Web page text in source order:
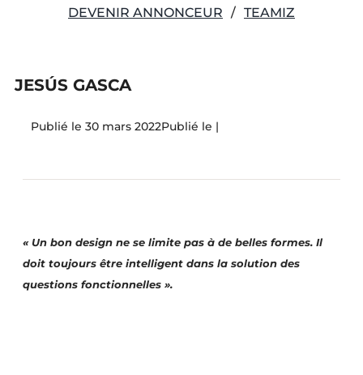
DEVENIR ANNONCEUR
TEAMIZ
JESÚS GASCA
30 mars 2022 |
« Un bon design ne se limite pas à de belles formes. Il
doit toujours être intelligent dans la solution des
questions fonctionnelles ».